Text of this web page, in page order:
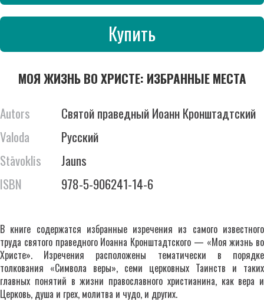
Купить
МОЯ ЖИЗНЬ ВО ХРИСТЕ: ИЗБРАННЫЕ МЕСТА
Autors
Святой праведный Иоанн Кронштадтский
Valoda
Русский
Stāvoklis
Jauns
ISBN
978-5-906241-14-6
В книге содержатся избранные изречения из самого известного
труда святого праведного Иоанна Кронштадтского — «Моя жизнь во
Христе». Изречения расположены тематически в порядке
толкования «Символа веры», семи церковных Таинств и таких
главных понятий в жизни православного христианина, как вера и
Церковь, душа и грех, молитва и чудо, и других.